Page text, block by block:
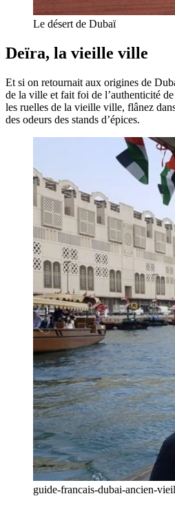
Le désert de Dubaï
Deïra, la vieille ville
Et si on retournait aux origines de
de la ville et fait foi de l’authenticité
les ruelles de la vieille ville, flânez
des odeurs des stands d’épices.
guide-francais-dubai-ancien-